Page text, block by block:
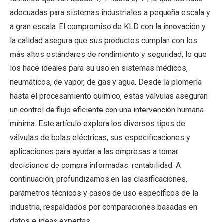
adecuadas para sistemas industriales a pequeña escala y
a gran escala. El compromiso de KLD con la innovación y
la calidad asegura que sus productos cumplan con los
más altos estándares de rendimiento y seguridad, lo que
los hace ideales para su uso en sistemas médicos,
neumáticos, de vapor, de gas y agua. Desde la plomería
hasta el procesamiento químico, estas válvulas aseguran
un control de flujo eficiente con una intervención humana
mínima. Este artículo explora los diversos tipos de
válvulas de bolas eléctricas, sus especificaciones y
aplicaciones para ayudar a las empresas a tomar
decisiones de compra informadas. rentabilidad. A
continuación, profundizamos en las clasificaciones,
parámetros técnicos y casos de uso específicos de la
industria, respaldados por comparaciones basadas en